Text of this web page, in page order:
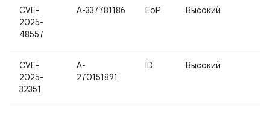
CVE-
2025-
48557
A-337781186 EoP Высокий
CVE-
2025-
32351
A-
270151891
ID Высокий